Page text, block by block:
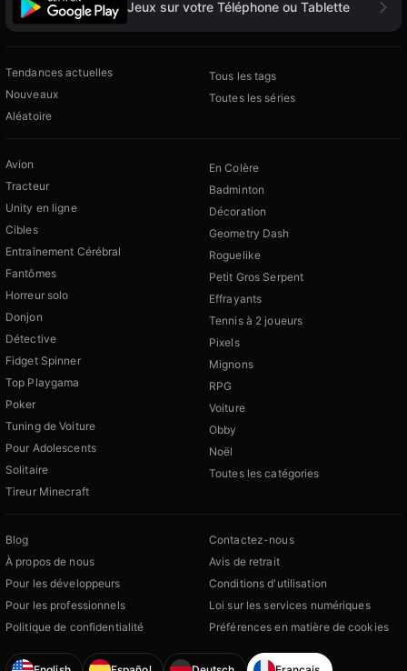
Jeux sur votre Téléphone ou Tablette
Tendances actuelles
Nouveaux
Aléatoire
Tous les tags
Toutes les séries
Avion
Tracteur
Unity en ligne
Cibles
Entraînement Cérébral
Fantômes
Horreur solo
Donjon
Détective
Fidget Spinner
Top Playgama
Poker
Tuning de Voiture
Pour Adolescents
Solitaire
Tireur Minecraft
En Colère
Badminton
Décoration
Geometry Dash
Roguelike
Petit Gros Serpent
Effrayants
Tennis à 2 joueurs
Pixels
Mignons
RPG
Voiture
Obby
Noël
Toutes les catégories
Blog
À propos de nous
Pour les développeurs
Pour les professionnels
Politique de confidentialité
Contactez-nous
Avis de retrait
Conditions d'utilisation
Loi sur les services numériques
Préférences en matière de cookies